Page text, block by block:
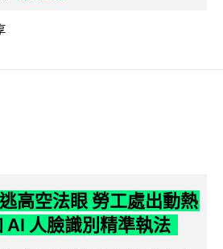
高空法眼 勞工處出動熱
AI 人臉識別精準執法